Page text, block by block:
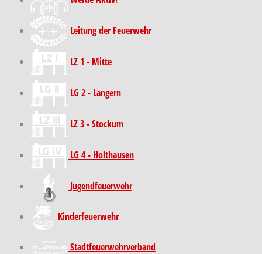
Leitung der Feuerwehr
LZ 1 - Mitte
LG 2 - Langern
LZ 3 - Stockum
LG 4 - Holthausen
Jugendfeuerwehr
Kinder­feuer­wehr
Stadt­feuer­wehr­verband